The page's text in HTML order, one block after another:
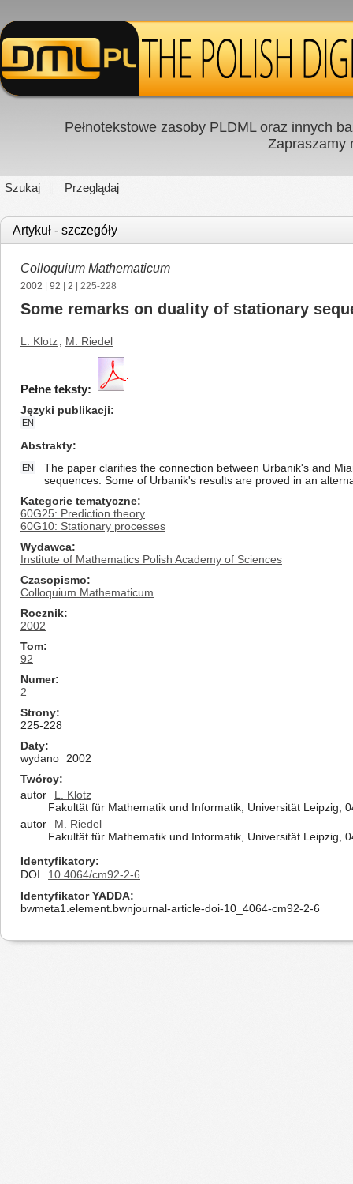
Pełnotekstowe zasoby PLDML oraz innych
Zapraszamy
Szukaj Przeglądaj
Artykuł - szczegóły
Colloquium Mathematicum
2002 92 2 | 225-228
Some remarks on duality of stationary
L. Klotz M. Riedel
Pełne teksty:
Języki publikacji
EN
Abstrakty
EN
The paper clarifies the connection between Urbanik's and
sequences. Some of Urbanik's results are proved in an
Kategorie tematyczne
60G25: Prediction theory
60G10: Stationary processes
Wydawca
Institute of Mathematics Polish Academy of Sciences
Czasopismo
Colloquium Mathematicum
Rocznik
2002
Tom
92
Numer
2
Strony
225-228
Daty
wydano
2002
Twórcy
autor
L. Klotz
Fakultät für Mathematik und Informatik, Universität Leipzig,
autor
M. Riedel
Fakultät für Mathematik und Informatik, Universität Leipzig,
Identyfikatory
DOI
10.4064/cm92-2-6
Identyfikator YADDA
bwmeta1.element.bwnjournal-article-doi-10_4064-cm92-2-6